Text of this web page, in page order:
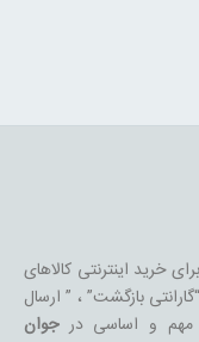
خرید اینترنتی کالاهای
بازگشت” ، ” ارسال
مهم و اساسی درجوان